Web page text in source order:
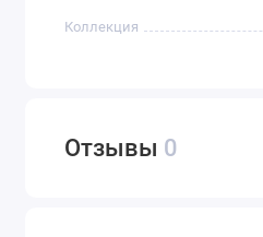
Коллекция
Отзывы 0